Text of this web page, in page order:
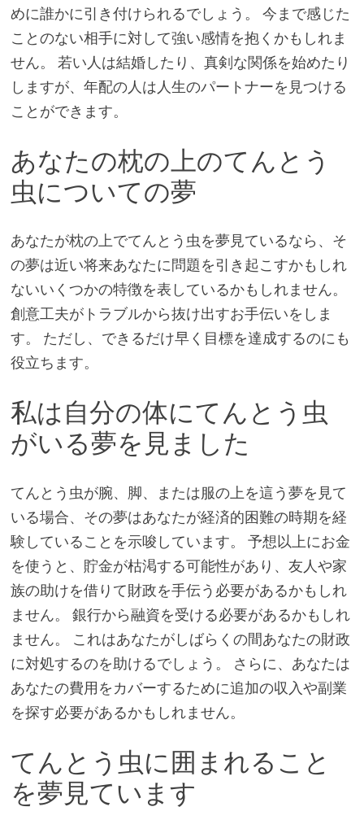
めに誰かに引き付けられるでしょう。 今まで感じた
ことのない相手に対して強い感情を抱くかもしれま
せん。 若い人は結婚したり、真剣な関係を始めたり
しますが、年配の人は人生のパートナーを見つける
ことができます。
あなたの枕の上のてんとう
虫についての夢
あなたが枕の上でてんとう虫を夢見ているなら、そ
の夢は近い将来あなたに問題を引き起こすかもしれ
ないいくつかの特徴を表しているかもしれません。
創意工夫がトラブルから抜け出すお手伝いをしま
す。 ただし、できるだけ早く目標を達成するのにも
役立ちます。
私は自分の体にてんとう虫
がいる夢を見ました
てんとう虫が腕、脚、または服の上を這う夢を見て
いる場合、その夢はあなたが経済的困難の時期を経
験していることを示唆しています。 予想以上にお金
を使うと、貯金が枯渇する可能性があり、友人や家
族の助けを借りて財政を手伝う必要があるかもしれ
ません。 銀行から融資を受ける必要があるかもしれ
ません。 これはあなたがしばらくの間あなたの財政
に対処するのを助けるでしょう。 さらに、あなたは
あなたの費用をカバーするために追加の収入や副業
を探す必要があるかもしれません。
てんとう虫に囲まれること
を夢見ています